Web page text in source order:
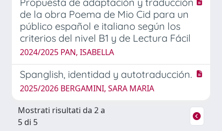
de la obra Poema de Mio Cid para un
público español e italiano según los
criterios del nivel B1 y de Lectura Fácil
2024/2025 PAN, ISABELLA
Spanglish, identidad y autotraducción.
2025/2026 BERGAMINI, SARA MARIA
Mostrati risultati da 2 a
5 di 5